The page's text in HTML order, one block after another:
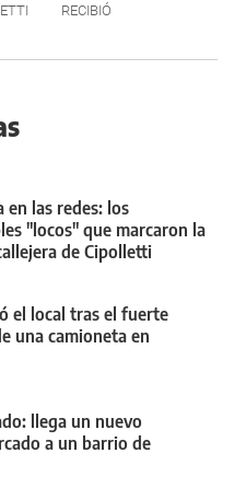
RECIBIÓ
en las redes: los
"locos" que marcaron la
de Cipolletti
el local tras el fuerte
una camioneta en
llega un nuevo
a un barrio de